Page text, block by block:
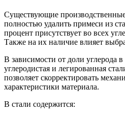
Существующие
полностью удалить примеси из
процент присутствует во всех
Также на их наличие влияет
В зависимости от доли углерода
углеродистая и легированная
позволяет скорректировать
характеристики материала.
В стали содержится: